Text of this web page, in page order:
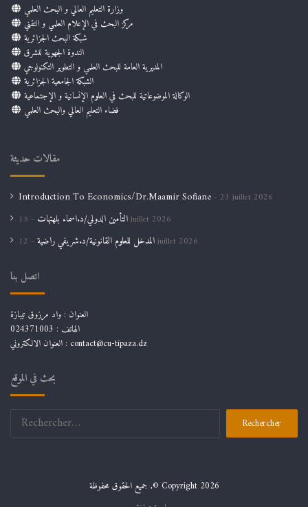
وزارة التعليم العالي و البحث العلمي
مركز البحث في الإعلام العلمي و التقني
شبكة البحث الجزائرية
الندوة الجهوية للشرق
المديرية العامة للبحث العلمي و التطوير التكنولوجي
الشبكة الجامعية الجزائرية
الوكالة الموضوعاتية للبحث في العلوم الإنسانية و الإجتماعية
فضاء التعليم العالي والبحث العلمي
مقالات حديثة
Introduction To Economics/Dr.Maamir Sofiane 23 juillet 2026
التأمين الدولي/د.اسماء بلهتهات15 juillet 2026
المدخل للعلوم القانونية/د.شريفي راضية12 juillet 2026
اتصل بنا
العنوان : واد مرزوق تيبازة
الهاتف : 024371003
العنوان الالكتروني : contact@cu-tipaza.dz
بحث في الموقع
Rechercher :
جميع الحقوق محفوظة ,© Copyright 2026